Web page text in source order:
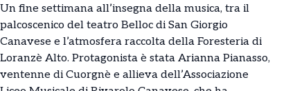
Un fine settimana all’insegna della musica, tra il
palcoscenico del teatro Belloc di San Giorgio
Canavese e l’atmosfera raccolta della Foresteria di
Loranzè Alto. Protagonista è stata Arianna Pianasso,
ventenne di Cuorgnè e allieva dell’Associazione